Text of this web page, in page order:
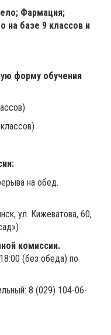
Фармация;
на базе 9 классов и
форму обучения
на обед.
ул. Кижеватова, 60,
комиссии.
(без обеда) по
8 (029) 104-06-